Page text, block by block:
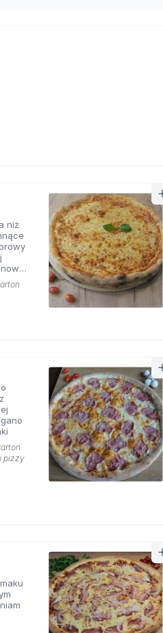
niż
pizzy